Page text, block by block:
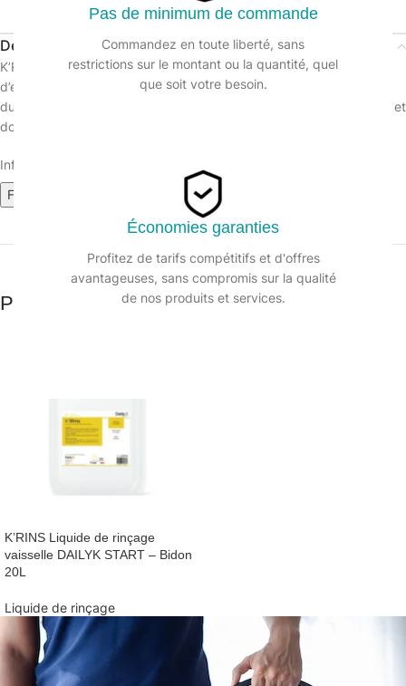
Pas de minimum de commande
Commandez en toute liberté, sans
restrictions sur le montant ou la quantité, quel
que soit votre besoin.
Économies garanties
Profitez de tarifs compétitifs et d'offres
avantageuses, sans compromis sur la qualité
de nos produits et services.
Description
K’Rins est un liquide de rinçage vaisselle automatique qui permet
d’éliminer les résidus de produit de lavage et permet l’accélération
du séchage de la vaisselle. Il évite la formation de traces ou voiles et
donne de l’éclat à la vaisselle. Produit fabriqué en France.
Informations sur le produit :
Fiche technique
Fiche de données de sécurité
Produits similaires
K’RINS Liquide de rinçage
vaisselle DAILYK START – Bidon
20L
Liquide de rinçage